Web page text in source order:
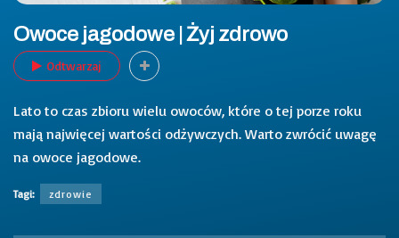
Owoce jagodowe | Żyj zdrowo
Odtwarzaj
Lato to czas zbioru wielu owoców, które o tej porze roku
mają najwięcej wartości odżywczych. Warto zwrócić uwagę
na owoce jagodowe.
Tagi: zdrowie